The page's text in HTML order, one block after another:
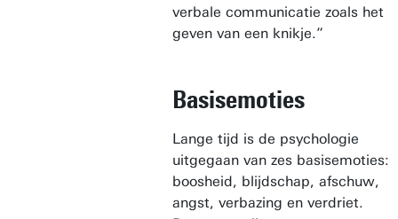
verbale communicatie zoals het
geven van een knikje.”
Basisemoties
Lange tijd is de psychologie
uitgegaan van zes basisemoties:
boosheid, blijdschap, afschuw,
angst, verbazing en verdriet.